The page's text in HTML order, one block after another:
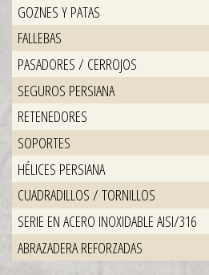
GOZNES Y PATAS
FALLEBAS
PASADORES / CERROJOS
SEGUROS PERSIANA
RETENEDORES
SOPORTES
HÉLICES PERSIANA
CUADRADILLOS / TORNILLOS
SERIE EN ACERO INOXIDABLE AISI/316
ABRAZADERA REFORZADAS